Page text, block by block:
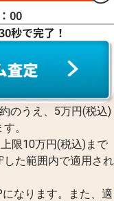
00
秒で完了！
のうえ、5万円(税込)
。
限10万円(税込)まで
た範囲内で適用され
なります。また、適